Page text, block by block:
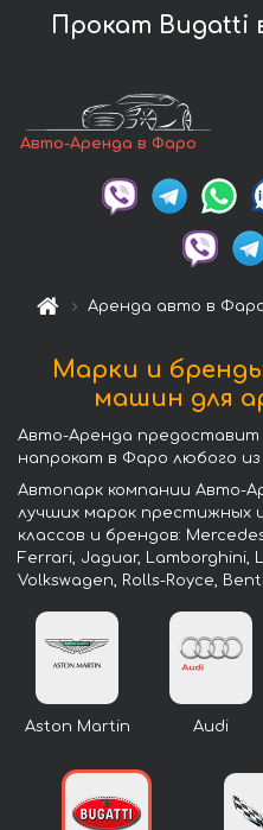
Прокат Bugatti
Авто-Аренда в Фаро
Аренда авто в
Марки и
машин для
Авто-Аренда
напрокат в Фаро любого из
Автопарк компании Авто-
лучших марок престижных
классов и брендов:
Ferrari, Jaguar, Lamborghini,
Volkswagen, Rolls-Royce,
Aston Martin Audi